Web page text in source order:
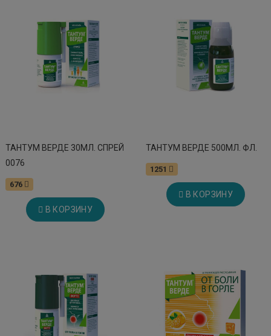
ТАНТУМ ВЕРДЕ 30МЛ. СПРЕЙ
0076
676
В КОРЗИНУ
ТАНТУМ ВЕРДЕ 500МЛ. ФЛ.
1251
В КОРЗИНУ